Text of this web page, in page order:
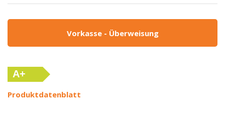
Vorkasse - Überweisung
A+
Produktdatenblatt